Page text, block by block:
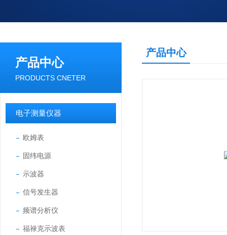
产品中心
PRODUCTS CNETER
电子测量仪器
欧姆表
固纬电源
示波器
信号发生器
频谱分析仪
福禄克示波表
产品中心